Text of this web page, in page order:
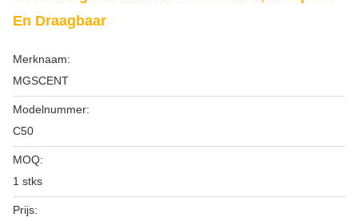
En Draagbaar
Merknaam:
MGSCENT
Modelnummer:
C50
MOQ:
1 stks
Prijs: